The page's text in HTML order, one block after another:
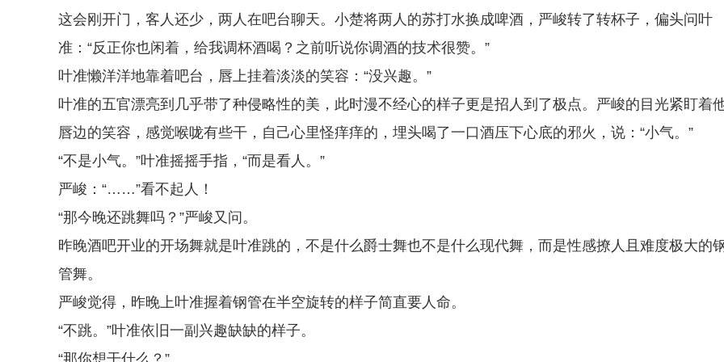
这会刚开门，客人还少，两人在吧台聊天。小楚将两人的苏打水换成啤酒，严峻转了转杯子，偏头问叶
准：“反正你也闲着，给我调杯酒喝？之前听说你调酒的技术很赞。”
叶准懒洋洋地靠着吧台，唇上挂着淡淡的笑容：“没兴趣。”
叶准的五官漂亮到几乎带了种侵略性的美，此时漫不经心的样子更是招人到了极点。严峻的目光紧盯着
唇边的笑容，感觉喉咙有些干，自己心里怪痒痒的，埋头喝了一口酒压下心底的邪火，说：“小气。”
“不是小气。”叶准摇摇手指，“而是看人。”
严峻：“……”看不起人！
“那今晚还跳舞吗？”严峻又问。
昨晚酒吧开业的开场舞就是叶准跳的，不是什么爵士舞也不是什么现代舞，而是性感撩人且难度极大的
管舞。
严峻觉得，昨晚上叶准握着钢管在半空旋转的样子简直要人命。
“不跳。”叶准依旧一副兴趣缺缺的样子。
“那你想干什么？”